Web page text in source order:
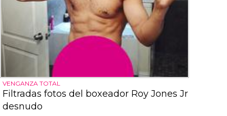
VENGANZA TOTAL
Filtradas fotos del boxeador Roy Jones Jr
desnudo